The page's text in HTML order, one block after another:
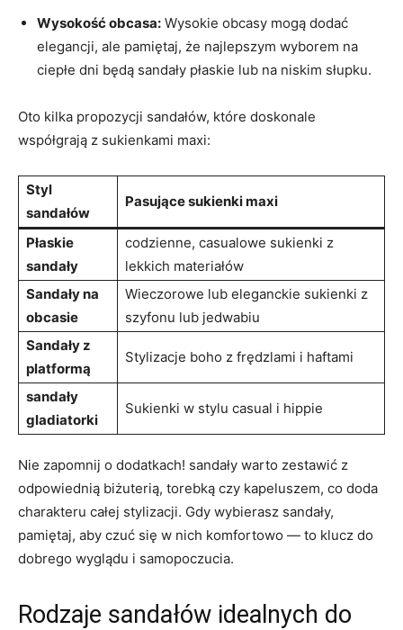
Wysokość obcasa: Wysokie obcasy mogą dodać
elegancji, ale pamiętaj, że najlepszym wyborem na
ciepłe dni będą sandały płaskie lub na niskim słupku.
Oto kilka propozycji sandałów, które doskonale
współgrają z sukienkami maxi:
Styl
sandałów
Pasujące sukienki maxi
Płaskie
sandały
codzienne, casualowe sukienki z
lekkich materiałów
Sandały na
obcasie
Wieczorowe lub eleganckie sukienki z
szyfonu lub jedwabiu
Sandały z
platformą
Stylizacje boho z frędzlami i haftami
sandały
gladiatorki
Sukienki w stylu casual i hippie
Nie zapomnij o dodatkach! sandały warto zestawić z
odpowiednią biżuterią, torebką czy kapeluszem, co doda
charakteru całej stylizacji. Gdy wybierasz sandały,
pamiętaj, aby czuć się w nich komfortowo — to klucz do
dobrego wyglądu i samopoczucia.
Rodzaje sandałów idealnych do